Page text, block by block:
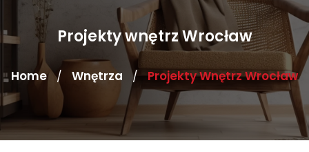
Projekty wnętrz Wrocław
Home / Wnętrza / Projekty Wnętrz Wrocław